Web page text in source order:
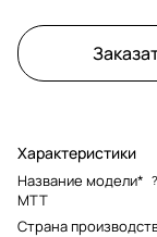
Характеристики
Название модели* ?
MTT
Страна